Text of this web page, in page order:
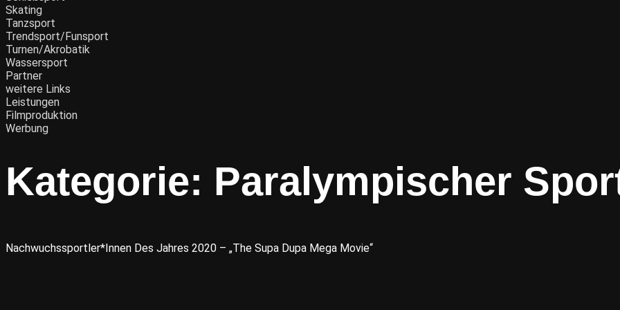
Skating
Tanzsport
Trendsport/Funsport
Turnen/Akrobatik
Wassersport
Partner
weitere Links
Leistungen
Filmproduktion
Werbung
Kategorie: Paralympischer
Nachwuchssportler*innen Des Jahres 2020 – „The Supa Dupa Mega Movie“